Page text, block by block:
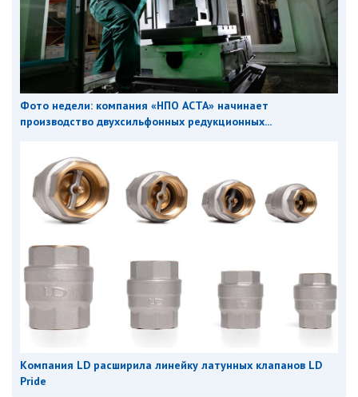
Фото недели: компания «НПО АСТА» начинает
производство двухсильфонных редукционных...
Компания LD расширила линейку латунных клапанов LD
Pride